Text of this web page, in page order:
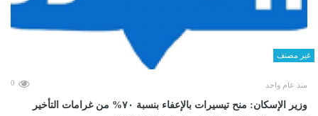
غير مصنف
منذ عام واحد 0
وزير الإسكان: منح تيسيرات بالإعفاء بنسبة ٧٠% من غرامات التأخير